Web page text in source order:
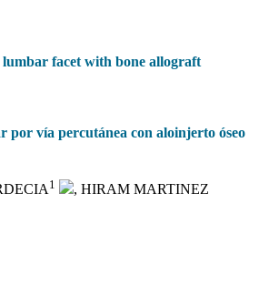
lumbar facet with bone allograft
por vía percutánea con aloinjerto óseo
1
, HIRAM MARTINEZ